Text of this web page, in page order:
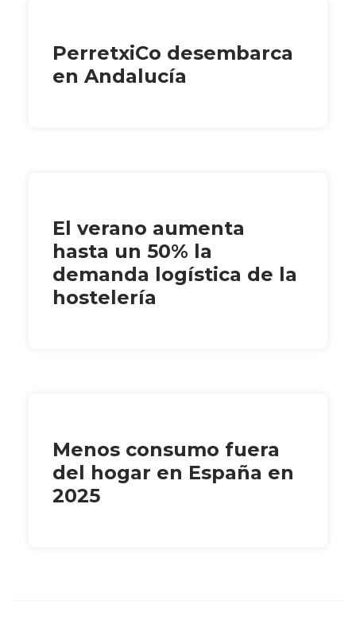
PerretxiCo desembarca
en Andalucía
El verano aumenta
hasta un 50% la
demanda logística de la
hostelería
Menos consumo fuera
del hogar en España en
2025